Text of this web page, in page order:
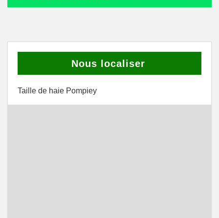
Nous localiser
Taille de haie Pompiey